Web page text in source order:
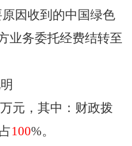
因收到的中国绿色
业务委托经费结转至
万元，其中：财政拨
100%。